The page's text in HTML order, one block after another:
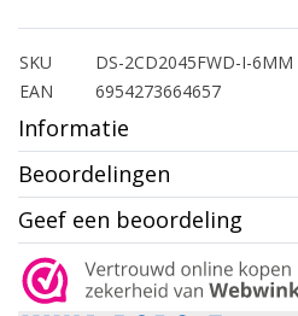
SKU
DS-2CD2045FWD-I-6MM
EAN
6954273664657
Informatie
Beoordelingen
Geef een beoordeling